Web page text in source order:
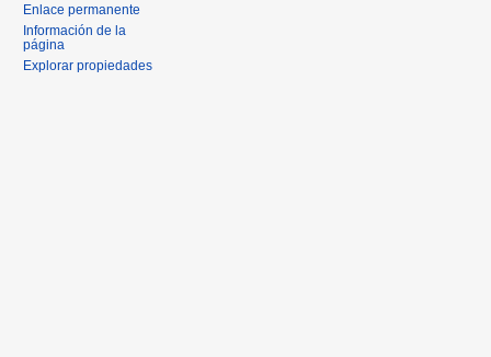
Enlace permanente
Información de la
página
Explorar propiedades